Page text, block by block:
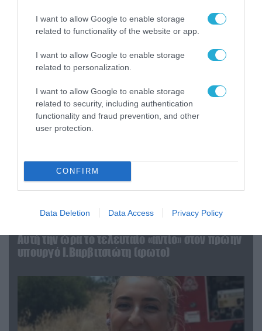
I want to allow Google to enable storage
related to functionality of the website or app.
I want to allow Google to enable storage
related to personalization.
I want to allow Google to enable storage
related to security, including authentication
functionality and fraud prevention, and other
user protection.
CONFIRM
Data Deletion Data Access Privacy Policy
06.08.2026 | 09:03
«Οι εντελώς αθώοι»: Η ανάρτηση του Αρκά για
Αττικής (φωτο)
Αυτή την ώρα το τελευταίο «αντίο» στον πρώην
υπουργό Ι.Βαρβιτσιώτη (φωτο)